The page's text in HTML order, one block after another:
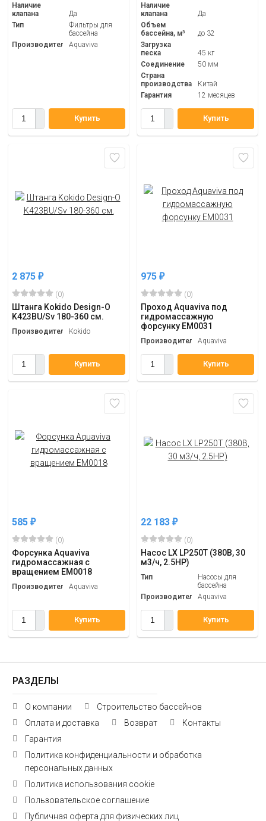
Наличие
клапана
Да
Тип
Фильтры для
бассейна
Производитель Aquaviva
Купить
Наличие
клапана
Да
Объем
бассейна, м³
до 32
Загрузка
песка
45 кг
Соединение
50 мм
Страна
производства
Китай
Гарантия
12 месяцев
Купить
2 875 ₽
(0)
Штанга Kokido Design-O
K423BU/Sv 180-360 см.
Производитель Kokido
Купить
975 ₽
(0)
Проход Aquaviva под
гидромассажную
форсунку EM0031
Производитель Aquaviva
Купить
585 ₽
(0)
Форсунка Aquaviva
гидромассажная с
вращением EM0018
Производитель Aquaviva
Купить
22 183 ₽
(0)
Насос LX LP250T (380В, 30
м3/ч, 2.5НР)
Тип
Насосы для
бассейна
Производитель Aquaviva
Купить
РАЗДЕЛЫ
О компании
Строительство бассейнов
Оплата и доставка
Возврат
Контакты
Гарантия
Политика конфиденциальности и обработка
персональных данных
Политика использования cookie
Пользовательское соглашение
Публичная оферта для физических лиц